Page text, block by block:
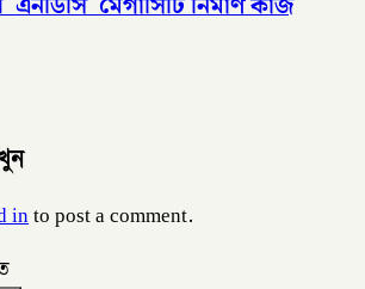
into post a comment.